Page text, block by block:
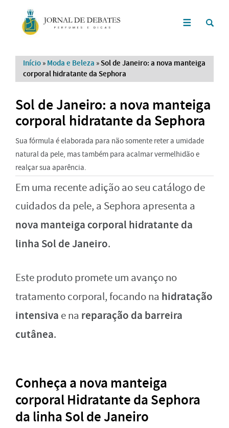
Início » Moda e Beleza » Sol de Janeiro: a nova manteiga
corporal hidratante da Sephora
Sol de Janeiro: a nova manteiga
corporal hidratante da Sephora
Sua fórmula é elaborada para não somente reter a umidade
natural da pele, mas também para acalmar vermelhidão e
realçar sua aparência.
Em uma recente adição ao seu catálogo de
cuidados da pele, a Sephora apresenta a
nova manteiga corporal hidratante da
linha Sol de Janeiro.
Este produto promete um avanço no
tratamento corporal, focando na hidratação
intensiva e na reparação da barreira
cutânea.
Conheça a nova manteiga
corporal Hidratante da Sephora
da linha Sol de Janeiro